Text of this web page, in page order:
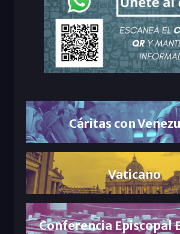
Cáritas con
Vaticano
Conferencia Episcopal